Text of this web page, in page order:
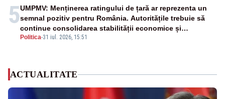
5
Politica-31 iul. 2026, 15:51
UMPMV: Menținerea ratingului de țară ar reprezenta un
semnal pozitiv pentru România. Autoritățile trebuie să
continue consolidarea stabilității economice și
financiare
ACTUALITATE